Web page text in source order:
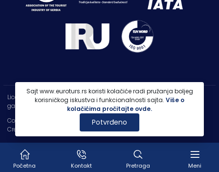
Početna Kontakt Pretraga Meni
Copyright 2026 |
PP Euroturs Niš DOO
Credits
- Designed & Developed by
Licenca OTP-A 107/2021
garancija putovanja 250.000€
Sajt www.euroturs.rs koristi kolačiće radi pružanja boljeg
korisničkog iskustva i funkcionalnosti sajta. Više o
kolačićima pročitajte ovde.
Potvrđeno